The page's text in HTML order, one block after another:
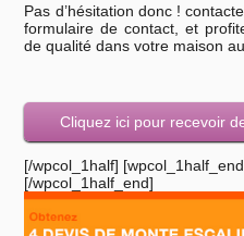
Pas d’hésitation donc !
formulaire de contact, et
de qualité dans votre maison
Cliquez ici pour recevoir
[/wpcol_1half]
[/wpcol_1half_end]